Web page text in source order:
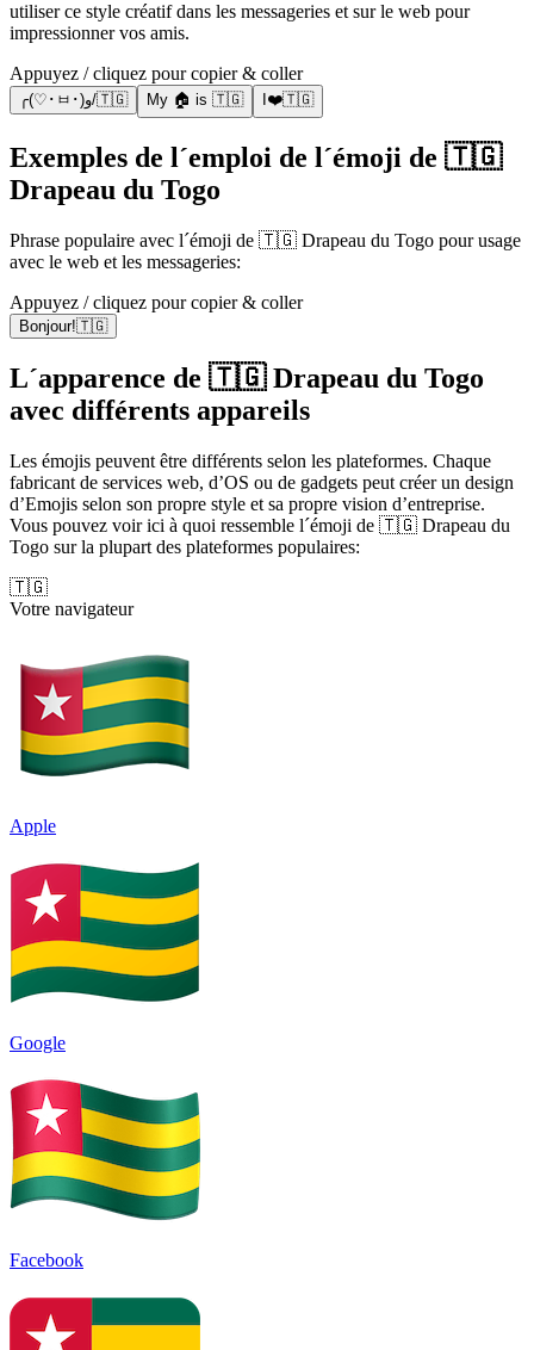
utiliser ce style créatif dans les messageries et sur le web pour
impressionner vos amis.
Appuyez / cliquez pour copier & coller
╭(♡･ㅂ･)و/🇹🇬 My 🏠 is 🇹🇬 I❤️🇹🇬
Exemples de l´emploi de l´émoji de 🇹🇬
Drapeau du Togo
Phrase populaire avec l´émoji de 🇹🇬 Drapeau du Togo pour usage
avec le web et les messageries:
Appuyez / cliquez pour copier & coller
Bonjour!🇹🇬
L´apparence de 🇹🇬 Drapeau du Togo
avec différents appareils
Les émojis peuvent être différents selon les plateformes. Chaque
fabricant de services web, d’OS ou de gadgets peut créer un design
d’Emojis selon son propre style et sa propre vision d’entreprise.
Vous pouvez voir ici à quoi ressemble l´émoji de 🇹🇬 Drapeau du
Togo sur la plupart des plateformes populaires:
🇹🇬
Votre navigateur
Apple
Google
Facebook